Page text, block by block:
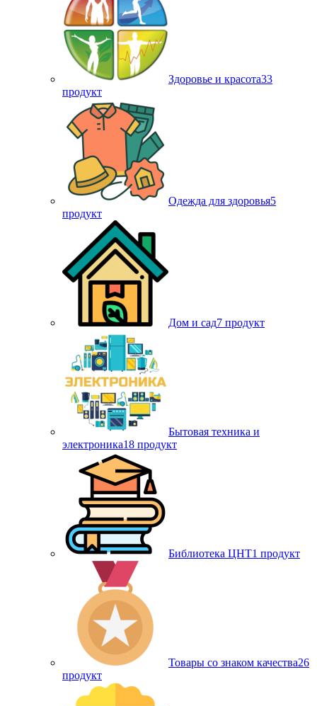
Здоровье и красота33
продукт
Одежда для здоровья5
продукт
Дом и сад7 продукт
Бытовая техника и
электроника18 продукт
Библиотека ЦНТ1 продукт
Товары со знаком качества26
продукт